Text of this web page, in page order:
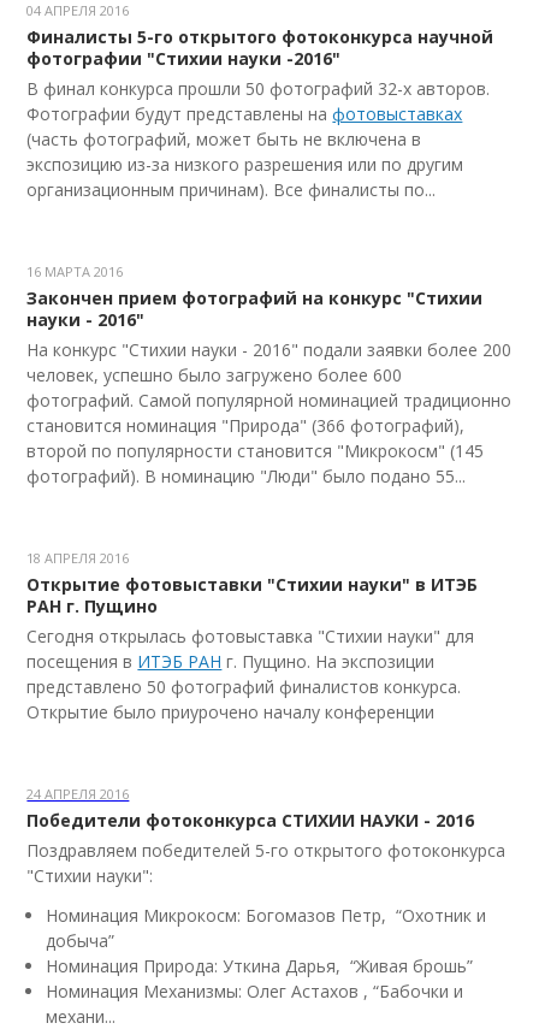
04 АПРЕЛЯ 2016
Финалисты 5-го открытого фотоконкурса научной
фотографии "Стихии науки -2016"
В финал конкурса прошли 50 фотографий 32-х авторов.
Фотографии будут представлены нафотовыставках
(часть фотографий, может быть не включена в
экспозицию из-за низкого разрешения или по другим
организационным причинам). Все финалисты по...
16 МАРТА 2016
Закончен прием фотографий на конкурс "Стихии
науки - 2016"
На конкурс "Стихии науки - 2016" подали заявки более 200
человек, успешно было загружено более 600
фотографий. Самой популярной номинацией традиционно
становится номинация "Природа" (366 фотографий),
второй по популярности становится "Микрокосм" (145
фотографий). В номинацию "Люди" было подано 55...
18 АПРЕЛЯ 2016
Открытие фотовыставки "Стихии науки" в ИТЭБ
РАН г. Пущино
Сегодня открылась фотовыставка "Стихии науки" для
посещения в ИТЭБ РАН г. Пущино. На экспозиции
представлено 50 фотографий финалистов конкурса.
Открытие было приурочено началу конференции
24 АПРЕЛЯ 2016
Победители фотоконкурса СТИХИИ НАУКИ - 2016
Поздравляем победителей 5-го открытого фотоконкурса
"Стихии науки":
Номинация Микрокосм: Богомазов Петр, “Охотник и
добыча”
Номинация Природа: Уткина Дарья, “Живая брошь”
Номинация Механизмы: Олег Астахов , “Бабочки и
механи...